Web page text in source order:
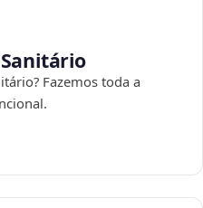
Fazemos toda a